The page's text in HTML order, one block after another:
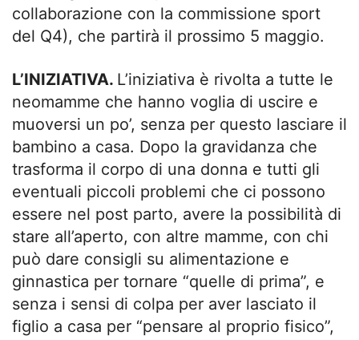
collaborazione con la commissione sport
del Q4), che partirà il prossimo 5 maggio.
L’INIZIATIVA. L’iniziativa è rivolta a tutte le
neomamme che hanno voglia di uscire e
muoversi un po’, senza per questo lasciare il
bambino a casa. Dopo la gravidanza che
trasforma il corpo di una donna e tutti gli
eventuali piccoli problemi che ci possono
essere nel post parto, avere la possibilità di
stare all’aperto, con altre mamme, con chi
può dare consigli su alimentazione e
ginnastica per tornare “quelle di prima”, e
senza i sensi di colpa per aver lasciato il
figlio a casa per “pensare al proprio fisico”,